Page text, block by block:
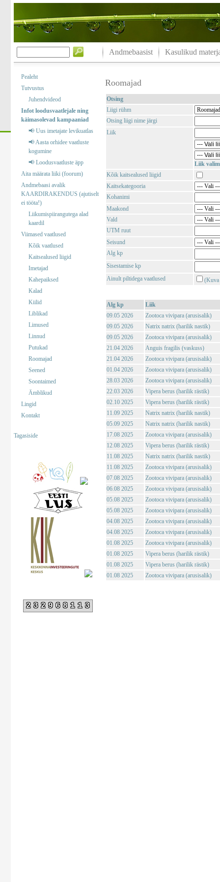
Andmebaasist Kasulikud
Pealeht
Tutvustus
Juhendvideod
Infot loodusvaatlejale ning
käimasolevad kampaaniad
📢 Uus imetajate levikuatlas
📢 Aasta orhidee vaatluste
kogumine
📢 Loodusvaatluste äpp
Aita määrata liiki (foorum)
Andmebaasi avalik
KAARDIRAKENDUS (ajutiselt
ei tööta!)
Liikumispiirangutega alad
kaardil
Viimased vaatlused
Kõik vaatlused
Kaitsealused liigid
Imetajad
Kahepaiksed
Kalad
Kiilid
Liblikad
Limused
Linnud
Putukad
Roomajad
Seened
Soontaimed
Ämblikud
Lingid
Kontakt
Tagasiside
232968113
Roomajad
Otsing
Liigi rühm
Otsing liigi nime järgi
Liik
Liik
Kõik kaitsealused liigid
Kaitsekategooria
Kohanimi
Maakond
Vald
UTM ruut
Seisund
Alg kp
Sisestamise kp
Ainult piltidega vaatlused
(Kuva
Alg kp
Liik
09.05 2026
Zootoca vivipara (arusisalik)
09.05 2026
Natrix natrix (harilik nastik)
09.05 2026
Zootoca vivipara (arusisalik)
21.04 2026
Anguis fragilis (vaskuss)
21.04 2026
Zootoca vivipara (arusisalik)
01.04 2026
Zootoca vivipara (arusisalik)
28.03 2026
Zootoca vivipara (arusisalik)
22.03 2026
Vipera berus (harilik rästik)
02.10 2025
Vipera berus (harilik rästik)
11.09 2025
Natrix natrix (harilik nastik)
05.09 2025
Natrix natrix (harilik nastik)
17.08 2025
Zootoca vivipara (arusisalik)
12.08 2025
Vipera berus (harilik rästik)
11.08 2025
Natrix natrix (harilik nastik)
11.08 2025
Zootoca vivipara (arusisalik)
07.08 2025
Zootoca vivipara (arusisalik)
06.08 2025
Zootoca vivipara (arusisalik)
05.08 2025
Zootoca vivipara (arusisalik)
05.08 2025
Zootoca vivipara (arusisalik)
04.08 2025
Zootoca vivipara (arusisalik)
04.08 2025
Zootoca vivipara (arusisalik)
01.08 2025
Zootoca vivipara (arusisalik)
01.08 2025
Vipera berus (harilik rästik)
01.08 2025
Vipera berus (harilik rästik)
01.08 2025
Zootoca vivipara (arusisalik)